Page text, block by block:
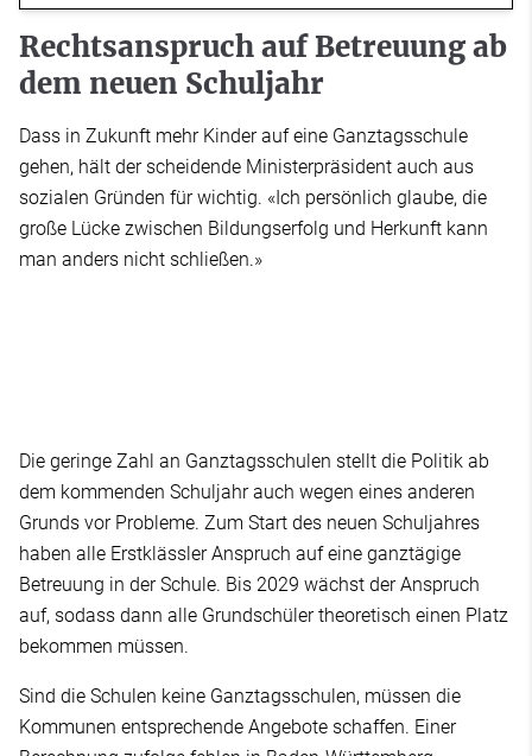
Rechtsanspruch auf Betreuung ab
dem neuen Schuljahr
Dass in Zukunft mehr Kinder auf eine Ganztagsschule
gehen, hält der scheidende Ministerpräsident auch aus
sozialen Gründen für wichtig. «Ich persönlich glaube, die
große Lücke zwischen Bildungserfolg und Herkunft kann
man anders nicht schließen.»
Die geringe Zahl an Ganztagsschulen stellt die Politik ab
dem kommenden Schuljahr auch wegen eines anderen
Grunds vor Probleme. Zum Start des neuen Schuljahres
haben alle Erstklässler Anspruch auf eine ganztägige
Betreuung in der Schule. Bis 2029 wächst der Anspruch
auf, sodass dann alle Grundschüler theoretisch einen Platz
bekommen müssen.
Sind die Schulen keine Ganztagsschulen, müssen die
Kommunen entsprechende Angebote schaffen. Einer